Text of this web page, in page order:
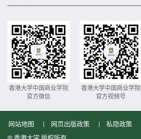
香港大学中国商业学院
官方微信
香港大学中国商业学院
官方视频号
网站地图 网页出版政策
私隐政策